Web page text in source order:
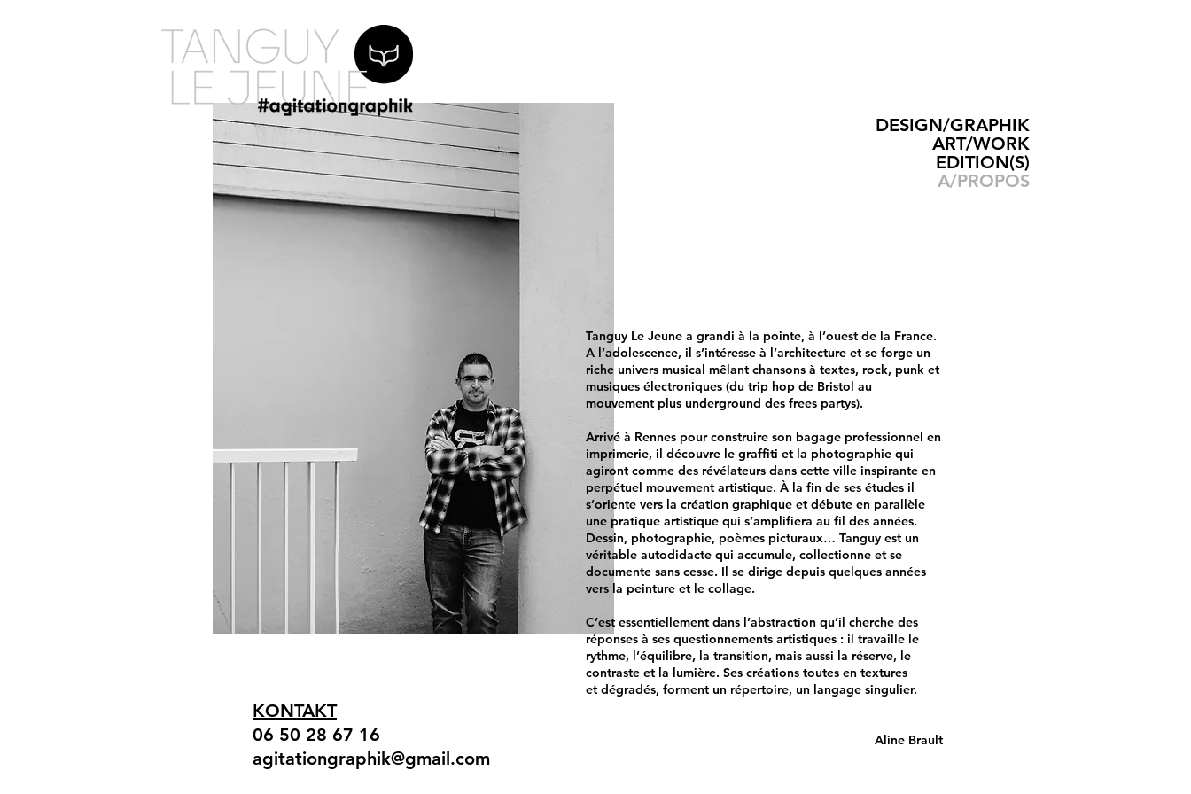
DESIGN/GRAPHIK
ART/WORK
EDITION(S)
A/PROPOS
KONTAKT
06 50 28 67 16
agitationgraphik@gmail.com
​Tanguy Le Jeune a grandi à la pointe, à l’ouest de la France.
A l’adolescence, il s’intéresse à l’architecture et se forge un
riche univers musical mêlant chansons à textes, rock, punk et
musiques électroniques (du trip hop de Bristol au
mouvement plus underground des frees partys).
Arrivé à Rennes pour construire son bagage professionnel en
imprimerie, il découvre le graffiti et la photographie qui
agiront comme des révélateurs dans cette ville inspirante en
perpétuel mouvement artistique. À la fin de ses études il
s’oriente vers la création graphique et débute en parallèle
une pratique artistique qui s’amplifiera au fil des années.
Dessin, photographie, poèmes picturaux… Tanguy est un
véritable autodidacte qui accumule, collectionne et se
documente sans cesse. Il se dirige depuis quelques années
vers la peinture et le collage.
C’est essentiellement dans l’abstraction qu’il cherche des
réponses à ses questionnements artistiques : il travaille le
rythme, l’équilibre, la transition, mais aussi la réserve, le
contraste et la lumière. Ses créations toutes en textures
et dégradés, forment un répertoire, un langage singulier.
Aline Brault